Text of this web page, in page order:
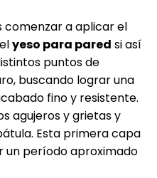
comenzar a aplicar el
yeso para pared si así
puntos de
buscando lograr una
fino y resistente.
agujeros y grietas y
Esta primera capa
un período aproximado